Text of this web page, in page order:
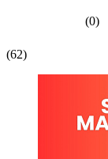
(0)
(62)